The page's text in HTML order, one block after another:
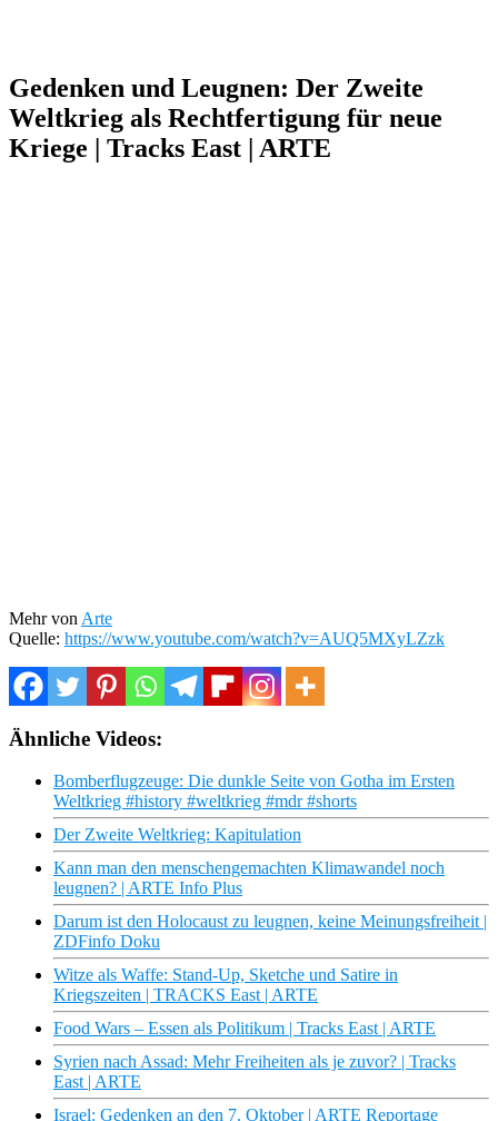
Gedenken und Leugnen: Der Zweite
Weltkrieg als Rechtfertigung für neue
Kriege | Tracks East | ARTE
Mehr von Arte
Quelle: https://www.youtube.com/watch?v=AUQ5MXyLZzk
Ähnliche Videos:
Bomberflugzeuge: Die dunkle Seite von Gotha im Ersten
Weltkrieg #history #weltkrieg #mdr #shorts
Der Zweite Weltkrieg: Kapitulation
Kann man den menschengemachten Klimawandel noch
leugnen? | ARTE Info Plus
Darum ist den Holocaust zu leugnen, keine Meinungsfreiheit |
ZDFinfo Doku
Witze als Waffe: Stand-Up, Sketche und Satire in
Kriegszeiten | TRACKS East | ARTE
Food Wars – Essen als Politikum | Tracks East | ARTE
Syrien nach Assad: Mehr Freiheiten als je zuvor? | Tracks
East | ARTE
Israel: Gedenken an den 7. Oktober | ARTE Reportage